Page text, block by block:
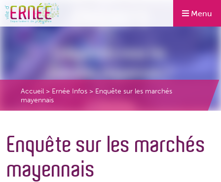
Menu
Accueil > Ernée Infos > Enquête sur les marchés
mayennais
Enquête sur les marchés
mayennais